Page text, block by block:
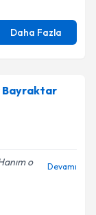
Daha Fazla
Bayraktar
o
Devamı